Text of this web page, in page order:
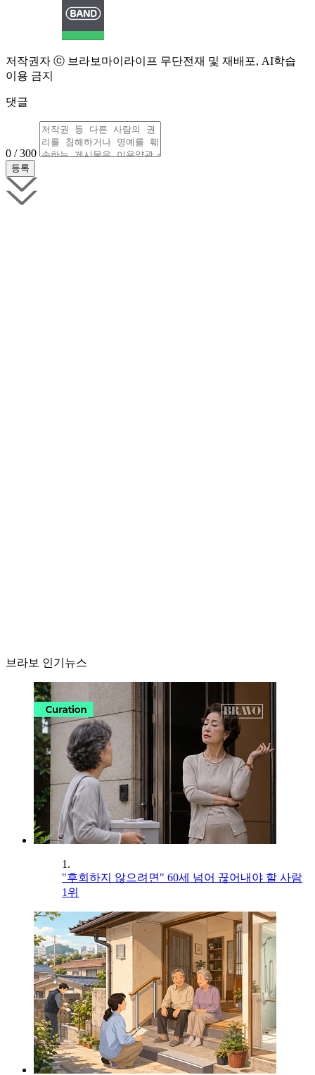
저작권자 ⓒ 브라보마이라이프 무단전재 및 재배포, AI학습
이용 금지
댓글
0 / 300
브라보 인기뉴스
1.
"후회하지 않으려면" 60세 넘어 끊어내야 할 사람
1위